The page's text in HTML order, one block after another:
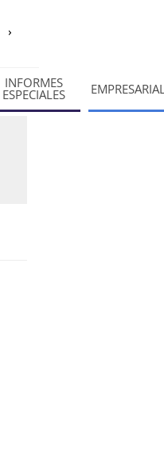
INFORMES
ESPECIALES